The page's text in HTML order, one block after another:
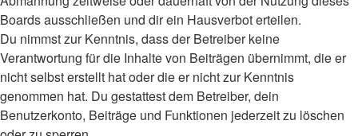
Boards ausschließen und dir ein Hausverbot erteilen.
Du nimmst zur Kenntnis, dass der Betreiber keine
Verantwortung für die Inhalte von Beiträgen übernimmt, die er
nicht selbst erstellt hat oder die er nicht zur Kenntnis
genommen hat. Du gestattest dem Betreiber, dein
Benutzerkonto, Beiträge und Funktionen jederzeit zu löschen